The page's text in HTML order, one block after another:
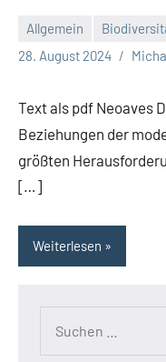
Allgemein
28. August 2024
Text als pdf Neoaves
Beziehungen der
größten
[…]
Weiterlesen